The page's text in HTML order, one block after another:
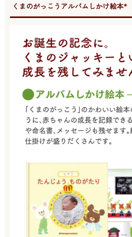
●くまのがっこうアルバムしかけ絵本*